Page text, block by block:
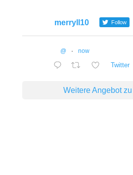
merryll10 Follow
@ · now
Twitter
Weitere Angebot zu